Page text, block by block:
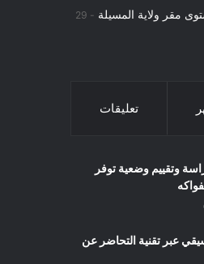
مقر ولاية المسيلة
29
تعليقات
وتقييم وضعية توفر
عبر تقنية التحاضر عن